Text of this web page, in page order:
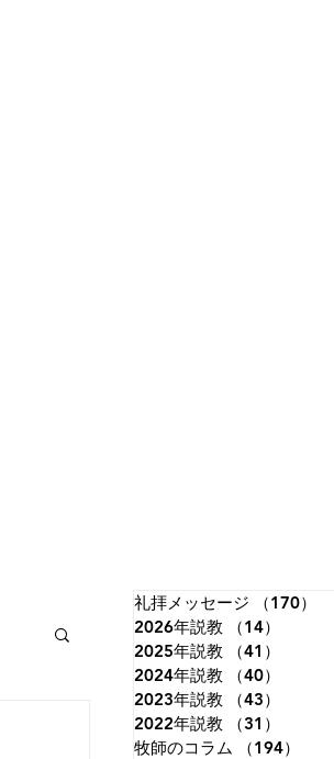
礼拝メッセージ （170）
2026年説教
（14）
2025年説教
（41）
2024年説教
（40）
2023年説教
（43）
2022年説教
（31）
牧師のコラム
（194）